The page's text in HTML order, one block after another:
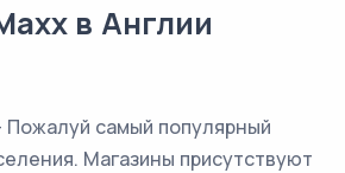
в Англии
Пожалуй самый популярный
Магазины присутствуют